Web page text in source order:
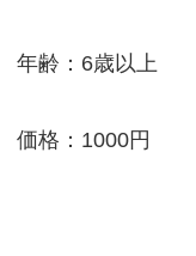
年齢：6歳以上
価格：1000円